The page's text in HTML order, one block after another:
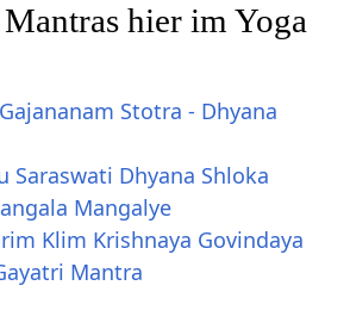
hier im Yoga
Stotra - Dhyana
Saraswati Dhyana Shloka
Mangalye
Klim Krishnaya Govindaya
Mantra